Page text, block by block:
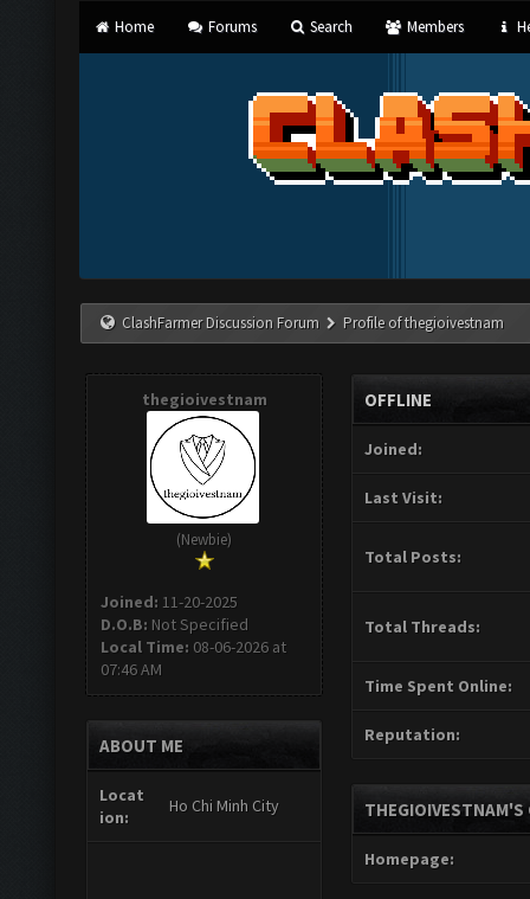
Home Forums Search Members
ClashFarmer Discussion Forum Profile of thegioivestnam
thegioivestnam
(Newbie)
Joined: 11-20-2025
D.O.B: Not Specified
Local Time: 08-06-2026 at
07:46 AM
ABOUT ME
Locat
ion:
Ho Chi Minh City
OFFLINE
Joined:
Last Visit:
Total Posts:
Total Threads:
Time Spent Online:
Reputation:
Homepage: